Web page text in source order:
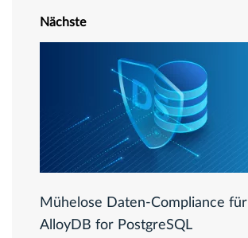
Nächste
Mühelose Daten-Compliance für
AlloyDB for PostgreSQL